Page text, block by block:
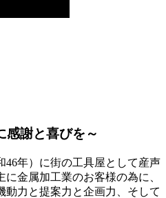
感謝と喜びを～
46年）に街の工具屋として産声
金属加工業のお客様の為に、
動力と提案力と企画力、そして